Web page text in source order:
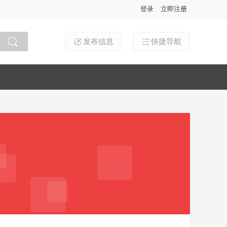
登录 立即注册
快捷导航
发布信息